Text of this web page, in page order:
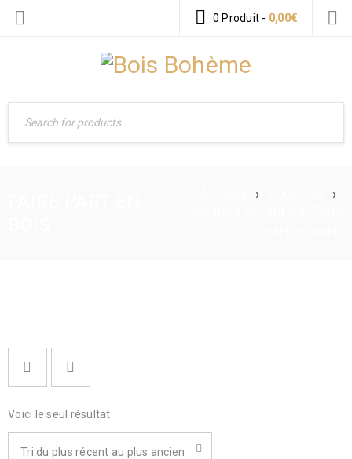
0 Produit - 0,00€
›
›
Voici le seul résultat
Tri du plus récent au plus ancien